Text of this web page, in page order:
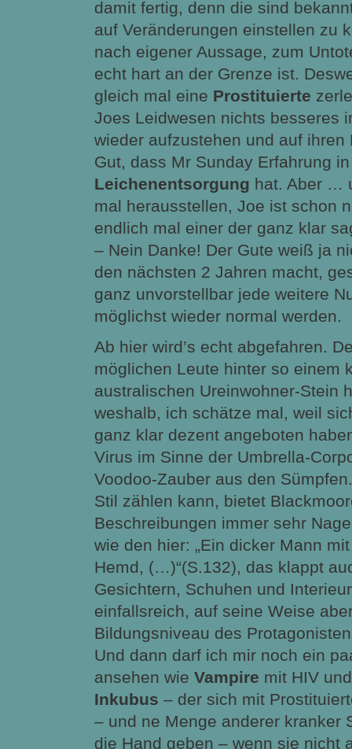
damit fertig, denn die sind
auf Veränderungen einstellen zu
nach eigener Aussage, zum
echt hart an der Grenze ist.
gleich mal eine Prostituierte
Joes Leidwesen nichts besseres
wieder aufzustehen und auf ihren
Gut, dass Mr Sunday Erfahrung
Leichenentsorgung hat. Aber …
mal herausstellen, Joe ist schon
endlich mal einer der ganz klar
– Nein Danke! Der Gute weiß ja
den nächsten 2 Jahren macht,
ganz unvorstellbar jede weitere
möglichst wieder normal werden.
Ab hier wird’s echt abgefahren.
möglichen Leute hinter so einem
australischen Ureinwohner-Stein
weshalb, ich schätze mal, weil
ganz klar dezent angeboten
Virus im Sinne der Umbrella-
Voodoo-Zauber aus den
Stil zählen kann, bietet
Beschreibungen immer sehr
wie den hier: „Ein dicker Mann
Hemd, (…)“(S.132), das klappt
Gesichtern, Schuhen und
einfallsreich, auf seine Weise
Bildungsniveau des
Und dann darf ich mir noch ein
ansehen wie Vampire mit HIV
Inkubus – der sich mit
– und ne Menge anderer kranker
die Hand geben – wenn sie nicht